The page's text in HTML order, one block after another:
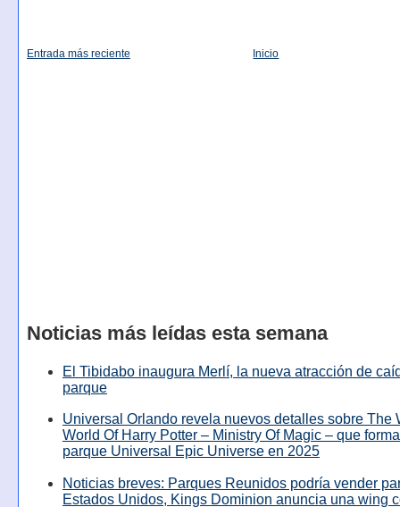
Entrada más reciente Inicio
Noticias más leídas esta semana
El Tibidabo inaugura Merlí, la nueva atracción de
parque
Universal Orlando revela nuevos detalles sobre The
World Of Harry Potter – Ministry Of Magic – que
parque Universal Epic Universe en 2025
Noticias breves: Parques Reunidos podría vender
Estados Unidos, Kings Dominion anuncia una wing